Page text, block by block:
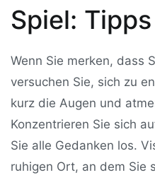
Spiel:
Wenn Sie merken, dass
versuchen Sie, sich zu
kurz die Augen und
Konzentrieren Sie sich
Sie alle Gedanken los.
ruhigen Ort, an dem Sie